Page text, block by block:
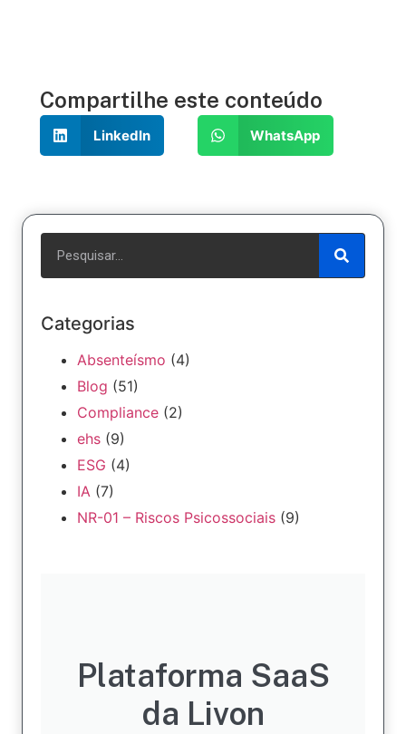
Compartilhe este conteúdo
LinkedIn WhatsApp
Categorias
Absenteísmo (4)
Blog (51)
Compliance (2)
ehs (9)
ESG (4)
IA (7)
NR-01 – Riscos Psicossociais (9)
Plataforma SaaS
da Livon